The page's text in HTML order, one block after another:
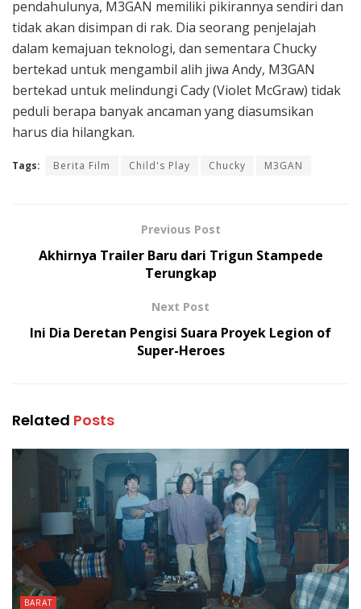
pendahulunya, M3GAN memiliki pikirannya sendiri dan
tidak akan disimpan di rak. Dia seorang penjelajah
dalam kemajuan teknologi, dan sementara Chucky
bertekad untuk mengambil alih jiwa Andy, M3GAN
bertekad untuk melindungi Cady (Violet McGraw) tidak
peduli berapa banyak ancaman yang diasumsikan
harus dia hilangkan.
Tags: Berita Film Child's Play Chucky M3GAN
Previous Post
Akhirnya Trailer Baru dari Trigun Stampede
Terungkap
Next Post
Ini Dia Deretan Pengisi Suara Proyek Legion of
Super-Heroes
Related Posts
BARAT